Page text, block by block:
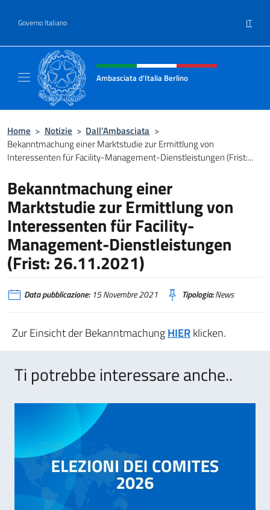
Governo Italiano IT
Intestazione sito, social e menù
Ambasciata d'Italia Berlino
Home > Notizie > Dall’Ambasciata >
Bekanntmachung einer Marktstudie zur Ermittlung von
Interessenten für Facility-Management-Dienstleistungen (Frist:...
Bekanntmachung einer
Marktstudie zur Ermittlung von
Interessenten für Facility-
Management-Dienstleistungen
(Frist: 26.11.2021)
Data pubblicazione:15 Novembre 2021 Tipologia:News
Zur Einsicht der BekanntmachungHIERklicken.
Ti potrebbe interessare anche..